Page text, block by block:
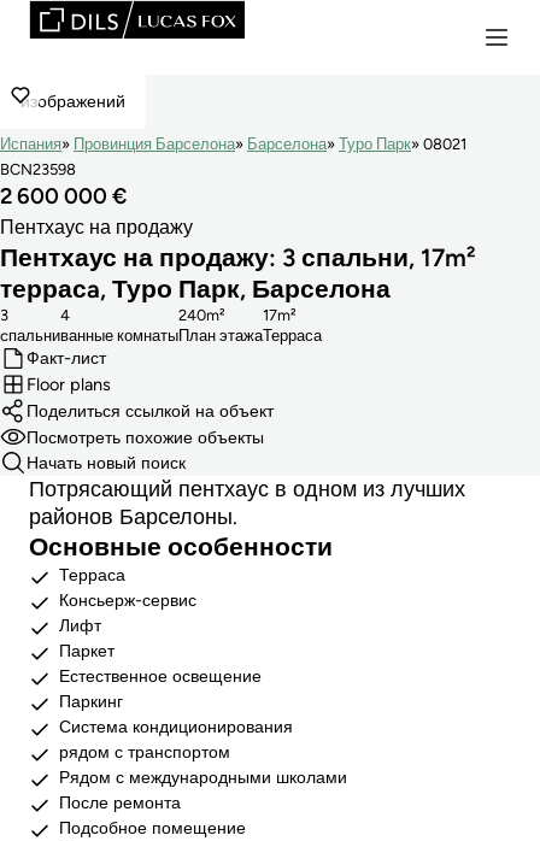
изображений
Испания Провинция Барселона Барселона Туро Парк
08021
BCN23598
2 600 000 €
Пентхаус на продажу
Пентхаус на продажу: 3 спальни, 17m²
террасa, Туро Парк, Барселона
cпальни
3
ванные комнаты
4
План этажа
240m²
Терраса
17m²
Факт-лист
Floor plans
Поделиться ссылкой на объект
Посмотреть похожие объекты
Начать новый поиск
Потрясающий пентхаус в одном из лучших
районов Барселоны.
Основные особенности
Терраса
Консьерж-сервис
Лифт
Паркет
Естественное освещение
Паркинг
Система кондиционирования
рядом с транспортом
Рядом с международными школами
После ремонта
Подсобное помещение